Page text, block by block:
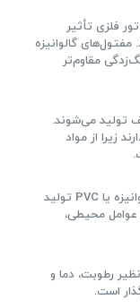
فلزی تأثیر
گالوانیزه
مقاوم‌تر
تولید می‌شوند.
زیرا از مواد
تورهایی که با پوشش‌های خاص مانند گالوانیزه یا PVC تولید
عوامل محیطی،
رطوبت، دما و
است.